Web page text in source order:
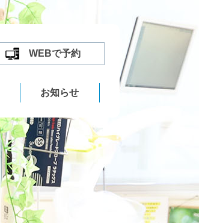
WEBで予約
お知らせ